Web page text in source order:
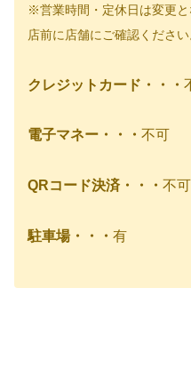
※営業時間・定休日は変更
店前に店舗にご確認ください
クレジットカード・・・
電子マネー・・・ 不可
QRコード決済・・・ 不可
駐車場・・・ 有